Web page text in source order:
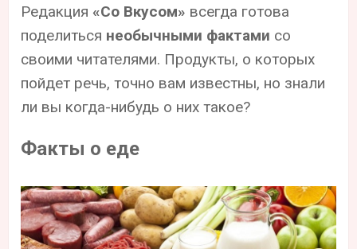
Редакция «Со Вкусом» всегда готова
поделиться необычными фактами со
своими читателями. Продукты, о которых
пойдет речь, точно вам известны, но знали
ли вы когда-нибудь о них такое?
Факты о еде